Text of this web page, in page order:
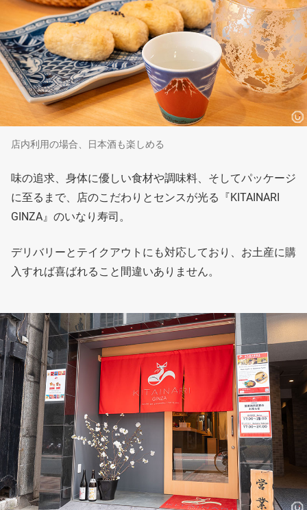
店内利用の場合、日本酒も楽しめる
味の追求、身体に優しい食材や調味料、そしてパッケージ
に至るまで、店のこだわりとセンスが光る『KITAINARI
GINZA』のいなり寿司。
デリバリーとテイクアウトにも対応しており、お土産に購
入すれば喜ばれること間違いありません。